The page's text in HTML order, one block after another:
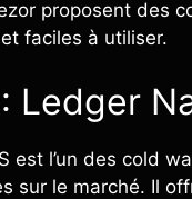
proposent des
faciles à utiliser.
Ledger
est l’un des cold
sur le marché. Il